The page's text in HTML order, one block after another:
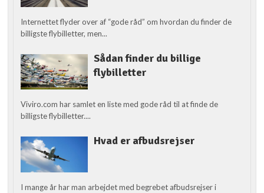
Internettet flyder over af “gode råd” om hvordan du finder de
billigste flybilletter, men...
Sådan finder du billige
flybilletter
Viviro.com har samlet en liste med gode råd til at finde de
billigste flybilletter....
Hvad er afbudsrejser
I mange år har man arbejdet med begrebet afbudsrejser i